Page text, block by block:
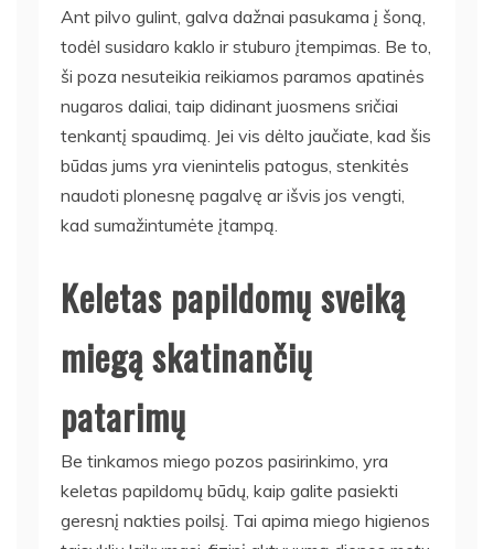
Ant pilvo gulint, galva dažnai pasukama į šoną,
todėl susidaro kaklo ir stuburo įtempimas. Be to,
ši poza nesuteikia reikiamos paramos apatinės
nugaros daliai, taip didinant juosmens sričiai
tenkantį spaudimą. Jei vis dėlto jaučiate, kad šis
būdas jums yra vienintelis patogus, stenkitės
naudoti plonesnę pagalvę ar išvis jos vengti,
kad sumažintumėte įtampą.
Keletas papildomų sveiką
miegą skatinančių
patarimų
Be tinkamos miego pozos pasirinkimo, yra
keletas papildomų būdų, kaip galite pasiekti
geresnį nakties poilsį. Tai apima miego higienos